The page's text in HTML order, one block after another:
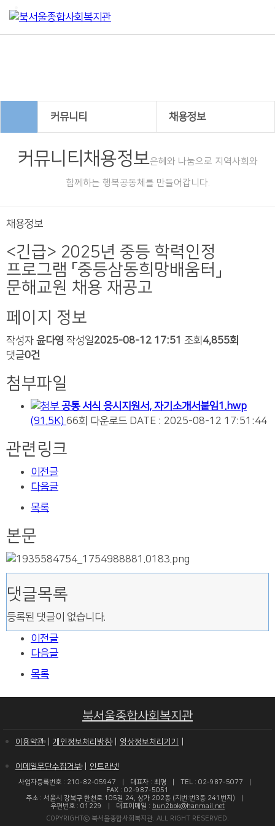
커뮤니티 채용정보
커뮤니티 채용정보은혜와 나눔으로 지역사회와
함께하는 행복공동체를 만들어갑니다.
채용정보
<긴급> 2025년 중등 학력인정
프로그램 「중등삼동희망배움터」
문해교원 채용 재공고
페이지 정보
작성자 윤다영 작성일2025-08-12 17:51 조회 4,855회
댓글0건
첨부파일
공통 서식 응시지원서, 자기소개서붙임1.hwp
(91.5K) 66회 다운로드 DATE : 2025-08-12 17:51:44
관련링크
이전글
다음글
목록
본문
댓글목록
등록된 댓글이 없습니다.
이전글
다음글
목록
북서울종합사회복지관
이용약관 개인정보처리방침 영상정보처리기기
이메일무단수집거부 인트라넷
사업자등록번호 : 210-82-05947 대표자 : 최명
TEL : 02-987-5077
FAX : 02-987-5051
주소 : 서울시 강북구 한천로 105길 24, 상가 202동 (지번:번3동 241번지)
우편번호 : 01229
대표이메일 : bun2bok@hanmail.net
COPYRIGHTⓒ 북서울종합사회복지관. ALL RIGHT RESERVED.